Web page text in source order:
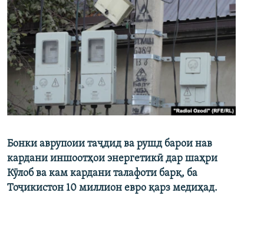
Бонки аврупоии таҷдид ва рушд барои нав
кардани иншоотҳои энергетикӣ дар шаҳри
Кӯлоб ва кам кардани талафоти барқ, ба
Тоҷикистон 10 миллион евро қарз медиҳад.